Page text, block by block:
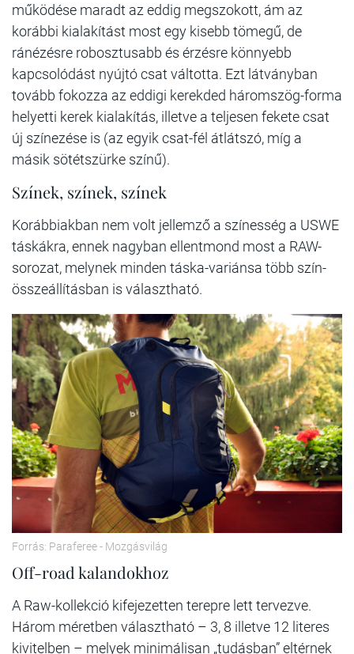
működése maradt az eddig megszokott, ám az
korábbi kialakítást most egy kisebb tömegű, de
ránézésre robosztusabb és érzésre könnyebb
kapcsolódást nyújtó csat váltotta. Ezt látványban
tovább fokozza az eddigi kerekded háromszög-forma
helyetti kerek kialakítás, illetve a teljesen fekete csat
új színezése is (az egyik csat-fél átlátszó, míg a
másik sötétszürke színű).
Színek, színek, színek
Korábbiakban nem volt jellemző a színesség a USWE
táskákra, ennek nagyban ellentmond most a RAW-
sorozat, melynek minden táska-variánsa több szín-
összeállításban is választható.
Forrás: Paraferee - Mozgásvilág
Off-road kalandokhoz
A Raw-kollekció kifejezetten terepre lett tervezve.
Három méretben választható – 3, 8 illetve 12 literes
kivitelben – melyek minimálisan „tudásban” eltérnek